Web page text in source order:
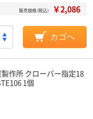
販売価格（税込） ￥2,086
カゴへ
製作所 クローバー指定18
1個